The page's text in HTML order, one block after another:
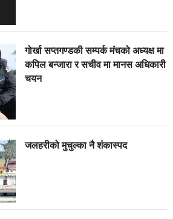
गोर्खा सप्तगण्डकी सम्पर्क मंचको अध्यक्ष मा
कपिल बन्जारा र सचीव मा मानस अधिकारी
चयन
जलहरीको मुचुल्का नै शंंकास्पद